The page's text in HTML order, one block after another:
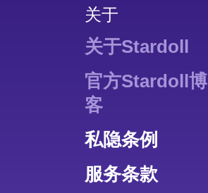
关于
关于Stardoll
官方Stardoll博
客
私隐条例
服务条款